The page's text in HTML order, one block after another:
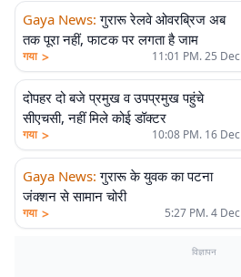
Gaya News: गुरारू रेलवे ओवरब्रिज अब
तक पूरा नहीं, फाटक पर लगता है जाम
गया > 11:01 PM. 25 Dec
दोपहर दो बजे प्रमुख व उपप्रमुख पहुंचे
सीएचसी, नहीं मिले कोई डॉक्टर
गया > 10:08 PM. 16 Dec
Gaya News: गुरारू के युवक का पटना
जंक्शन से सामान चोरी
गया > 5:27 PM. 4 Dec
विज्ञापन